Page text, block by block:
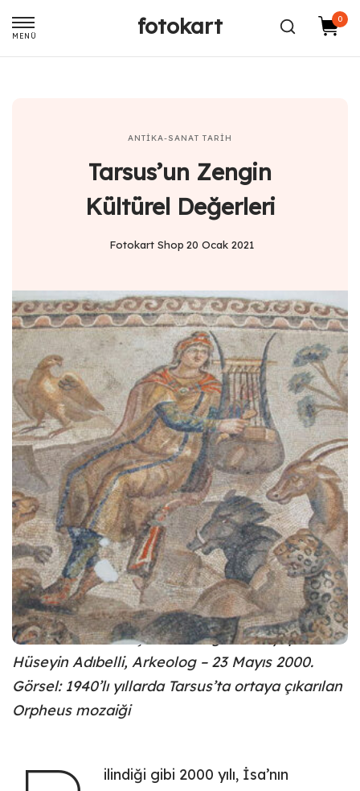
MENÜ fotokart 0
ANTIKA-SANAT TARIH
Tarsus’un Zengin
Kültürel Değerleri
Fotokart Shop 20 Ocak 2021
Dünya Gazetesi’nin, Hz. İsa’nın doğumunun 2
bininci yılındaki anlam ve önemi nedeniyle
Tarsus’un tarihi, kültürel değerleri ve turizm
potansiyeliniaktardığı detaylı incelemeyi sizlerle
paylaşıyoruz.
“Tarsus’ta turizm için herkes görevini yapmalı”
Hüseyin Adıbelli, Arkeolog – 23 Mayıs 2000.
Görsel: 1940’lı yıllarda Tarsus’ta ortaya çıkarılan
Orpheus mozaiği
ilindiği gibi 2000 yılı, İsa’nın